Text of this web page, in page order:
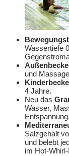
Wassertiefe
und
4 Jahre.
Neu das
Wasser,
Entspannung.
Salzgehalt
und belebt
im Hot-